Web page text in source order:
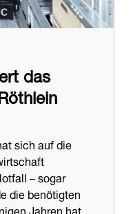
das
sich auf die
– sogar
die benötigten
Jahren hat